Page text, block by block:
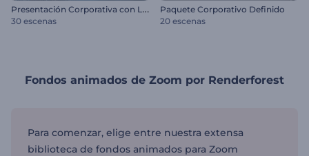
P
resentación Corporativa con Línea de Tiempo
30 escenas
Paquete Corporativo Definido
20 escenas
Fondos animados de Zoom por Renderforest
Para comenzar, elige entre nuestra extensa
biblioteca de fondos animados para Zoom